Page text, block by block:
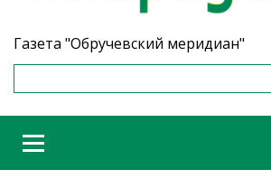
Газета "Обручевский меридиан"